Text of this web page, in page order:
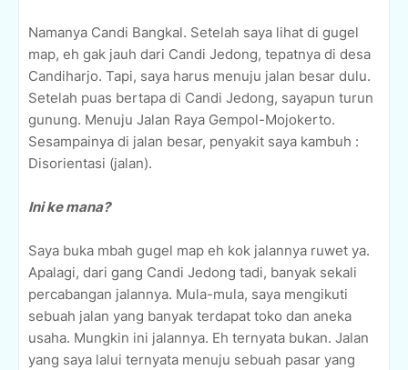
Namanya Candi Bangkal. Setelah saya lihat di gugel
map, eh gak jauh dari Candi Jedong, tepatnya di desa
Candiharjo. Tapi, saya harus menuju jalan besar dulu.
Setelah puas bertapa di Candi Jedong, sayapun turun
gunung. Menuju Jalan Raya Gempol-Mojokerto.
Sesampainya di jalan besar, penyakit saya kambuh :
Disorientasi (jalan).
Ini ke mana?
Saya buka mbah gugel map eh kok jalannya ruwet ya.
Apalagi, dari gang Candi Jedong tadi, banyak sekali
percabangan jalannya. Mula-mula, saya mengikuti
sebuah jalan yang banyak terdapat toko dan aneka
usaha. Mungkin ini jalannya. Eh ternyata bukan. Jalan
yang saya lalui ternyata menuju sebuah pasar yang